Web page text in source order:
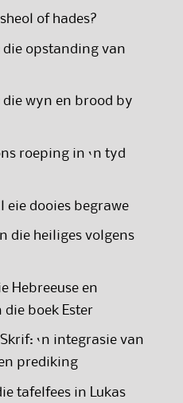
of hades?
die opstanding van
die wyn en brood by
roeping in ‘n tyd
eie dooies begrawe
die heiliges volgens
Hebreeuse en
die boek Ester
‘n integrasie van
prediking
tafelfees in Lukas